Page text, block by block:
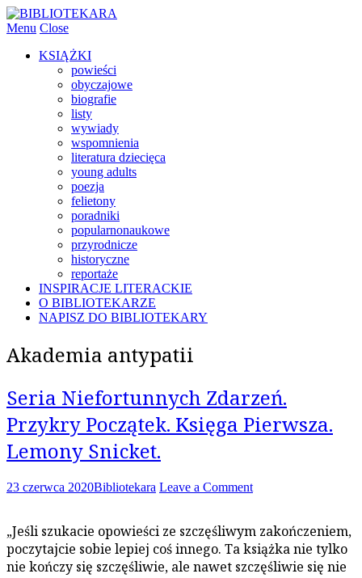
Menu Close
KSIĄŻKI
powieści
obyczajowe
biografie
listy
wywiady
wspomnienia
literatura dziecięca
young adults
poezja
felietony
poradniki
popularnonaukowe
przyrodnicze
historyczne
reportaże
INSPIRACJE LITERACKIE
O BIBLIOTEKARZE
NAPISZ DO BIBLIOTEKARY
Akademia antypatii
Seria Niefortunnych Zdarzeń.
Przykry Początek. Księga Pierwsza.
Lemony Snicket.
23 czerwca 2020Bibliotekara Leave a Comment
„Jeśli szukacie opowieści ze szczęśliwym zakończeniem,
poczytajcie sobie lepiej coś innego. Ta książka nie tylko
nie kończy się szczęśliwie, ale nawet szczęśliwie się nie